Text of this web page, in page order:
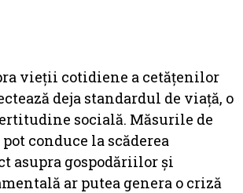
vieții cotidiene a cetățenilor
deja standardul de viață, o
socială. Măsurile de
conduce la scăderea
asupra gospodăriilor și
ar putea genera o criză